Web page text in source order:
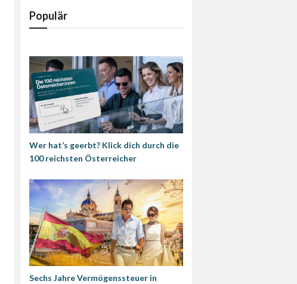
Populär
Wer hat’s geerbt? Klick dich durch die
100 reichsten Österreicher
Sechs Jahre Vermögenssteuer in